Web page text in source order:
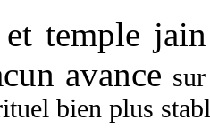
temple
avance
bien plus